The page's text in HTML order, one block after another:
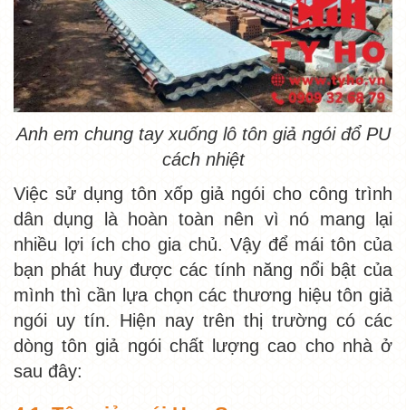
Anh em chung tay xuống lô tôn giả ngói đổ PU
cách nhiệt
Việc sử dụng tôn xốp giả ngói cho công trình
dân dụng là hoàn toàn nên vì nó mang lại
nhiều lợi ích cho gia chủ. Vậy để mái tôn của
bạn phát huy được các tính năng nổi bật của
mình thì cần lựa chọn các thương hiệu tôn giả
ngói uy tín. Hiện nay trên thị trường có các
dòng tôn giả ngói chất lượng cao cho nhà ở
sau đây: